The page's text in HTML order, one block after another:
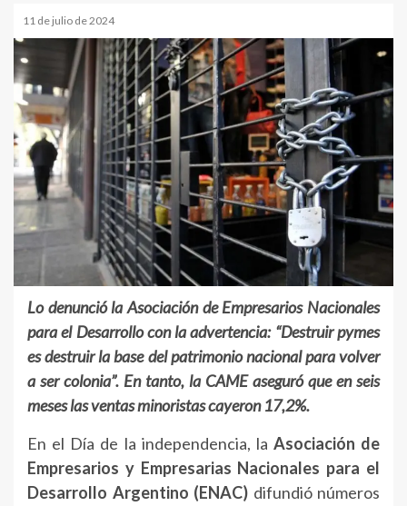
11 de julio de 2024
Lo denunció la Asociación de Empresarios Nacionales
para el Desarrollo con la advertencia: “Destruir pymes
es destruir la base del patrimonio nacional para volver
a ser colonia”. En tanto, la CAME aseguró que en seis
meses las ventas minoristas cayeron 17,2%.
En el Día de la independencia, la Asociación de
Empresarios y Empresarias Nacionales para el
Desarrollo Argentino (ENAC) difundió números